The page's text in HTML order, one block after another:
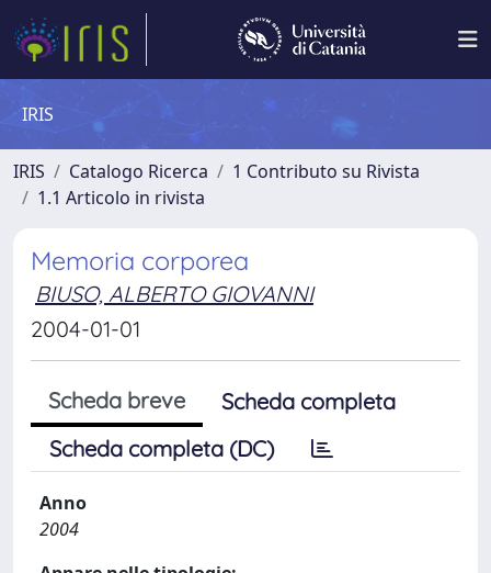
IRIS
IRIS Catalogo Ricerca
1 Contributo su Rivista
1.1 Articolo in rivista
Memoria corporea
BIUSO, ALBERTO GIOVANNI
2004-01-01
Scheda breve
Scheda completa
Scheda completa (DC)
Anno
2004